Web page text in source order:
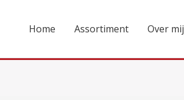
Home Assortiment Over mij